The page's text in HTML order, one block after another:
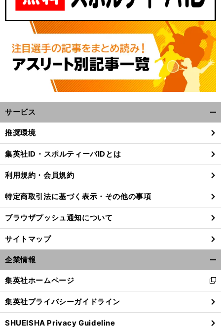
？
へ
サービス
閉
る
推奨環境
集英社ID・スポルティーバIDとは
利用規約・会員規約
特定商取引法に基づく表示・その他の事項
ブラウザプッシュ通知について
サイトマップ
企業情報
閉
る
集英社ホームページ
新
し
い
ウ
ィ
集英社プライバシーガイドライン
SHUEISHA Privacy Guideline